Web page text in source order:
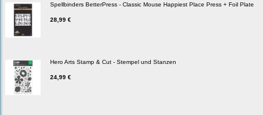
Spellbinders BetterPress - Classic Mouse Happiest Place Press + Foil Plate
28,99 €
Hero Arts Stamp & Cut - Stempel und Stanzen
24,99 €